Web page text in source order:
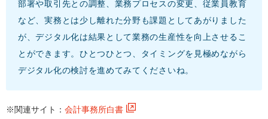
部署や取引先との調整、業務プロセスの変更、従業員教育
など、実務とは少し離れた分野も課題としてあがりました
が、デジタル化は結果として業務の生産性を向上させるこ
とができます。ひとつひとつ、タイミングを見極めながら
デジタル化の検討を進めてみてくださいね。
※関連サイト： 会計事務所白書